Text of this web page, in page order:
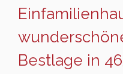
Bestlage in